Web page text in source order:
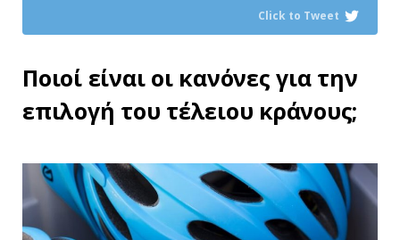
Click to Tweet
Ποιοί είναι οι κανόνες για την
επιλογή του τέλειου κράνους;